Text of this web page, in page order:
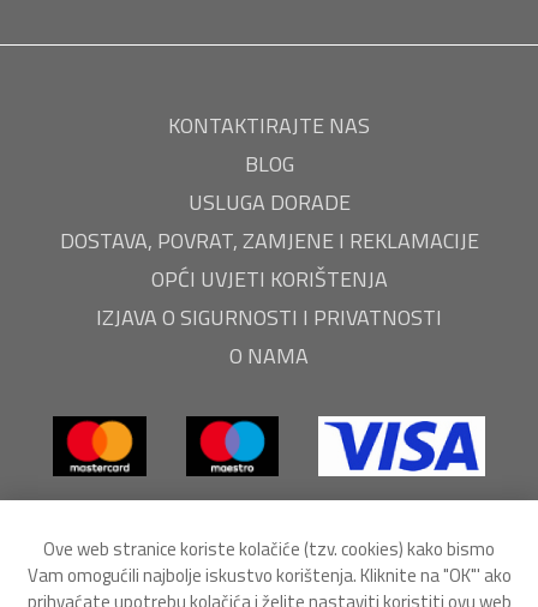
KONTAKTIRAJTE NAS
BLOG
USLUGA DORADE
DOSTAVA, POVRAT, ZAMJENE I REKLAMACIJE
OPĆI UVJETI KORIŠTENJA
IZJAVA O SIGURNOSTI I PRIVATNOSTI
O NAMA
Ove web stranice koriste kolačiće (tzv. cookies) kako bismo
Vam omogućili najbolje iskustvo korištenja. Kliknite na "OK"' ako